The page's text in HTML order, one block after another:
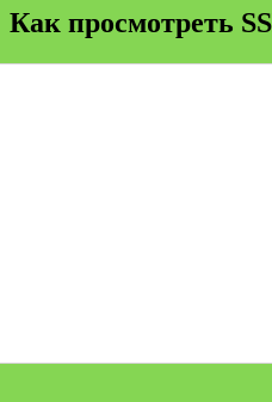
Как просмотреть